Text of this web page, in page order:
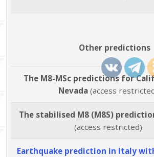
Other predictions
The M8-MSc predictions for
Nevada(access
The stabilised M8 (M8S)
(access restricted)
Earthquake prediction in Italy